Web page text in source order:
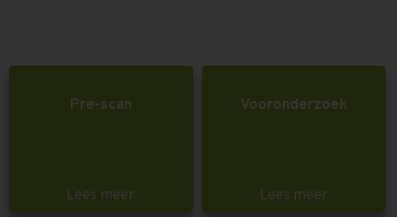
Pre-scan
Lees meer
Vooronderzoek
Lees meer